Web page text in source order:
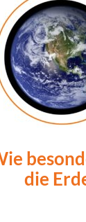
die